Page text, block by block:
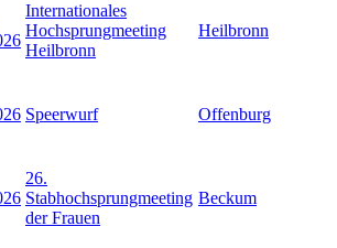
Internationales
Hochsprungmeeting
Heilbronn
Heilbronn
Speerwurf Offenburg
26.
Stabhochsprungmeeting
der Frauen
Beckum